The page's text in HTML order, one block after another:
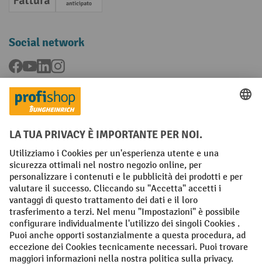
Fattura Pagamento anticipato
Social network
Facebook
YouTubeLinkedInInstagram
Condizioni Generali di Vendita
Dichiarazione di protezione dei dati Impronta
Impostazioni sulla privacy
All prices excl. VAT plusshipping costsand possible delivery charges,
if not stated otherwise.
¹ Lo sconto è valido fino a esaurimento scorte. Lo sconto non si applica
ai prezzi speciali. Non è possibile la combinazione con altri sconti o
buoni in percentuale. | ² Lo sconto viene concesso una sola volta al